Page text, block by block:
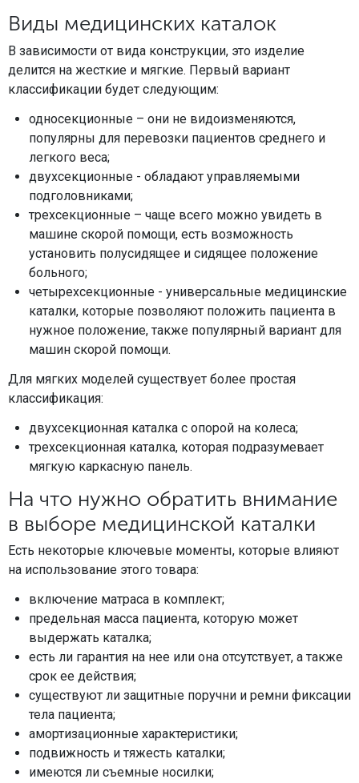
Виды медицинских каталок
В зависимости от вида конструкции, это изделие
делится на жесткие и мягкие. Первый вариант
классификации будет следующим:
односекционные – они не видоизменяются,
популярны для перевозки пациентов среднего и
легкого веса;
двухсекционные - обладают управляемыми
подголовниками;
трехсекционные – чаще всего можно увидеть в
машине скорой помощи, есть возможность
установить полусидящее и сидящее положение
больного;
четырехсекционные - универсальные медицинские
каталки, которые позволяют положить пациента в
нужное положение, также популярный вариант для
машин скорой помощи.
Для мягких моделей существует более простая
классификация:
двухсекционная каталка с опорой на колеса;
трехсекционная каталка, которая подразумевает
мягкую каркасную панель.
На что нужно обратить внимание
в выборе медицинской каталки
Есть некоторые ключевые моменты, которые влияют
на использование этого товара:
включение матраса в комплект;
предельная масса пациента, которую может
выдержать каталка;
есть ли гарантия на нее или она отсутствует, а также
срок ее действия;
существуют ли защитные поручни и ремни фиксации
тела пациента;
амортизационные характеристики;
подвижность и тяжесть каталки;
имеются ли съемные носилки;